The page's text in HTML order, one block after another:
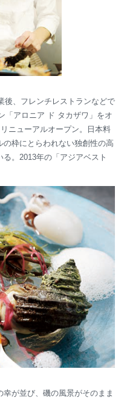
後、フレンチレストランなどで
「アロニア ド タカザワ」をオ
ニューアルオープン。日本料
枠にとらわれない独創性の高
。2013年の「アジアベスト
が並び、磯の風景がそのまま